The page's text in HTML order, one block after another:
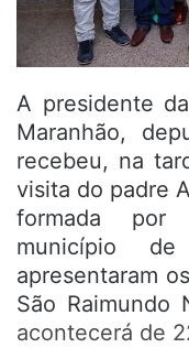
A presidente
Maranhão,
recebeu, na
visita do padre
formada por
município
apresentaram
São Raimundo
acontecerá de